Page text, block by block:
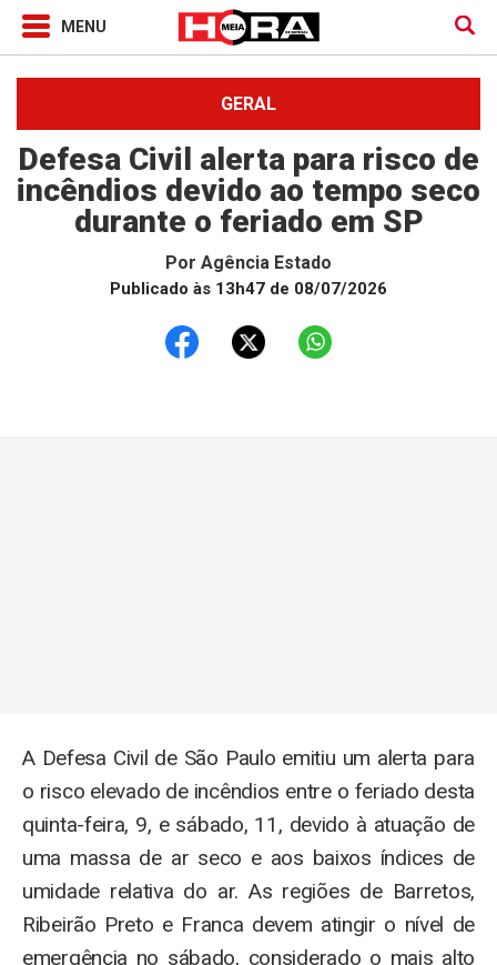
GERAL
Defesa Civil alerta para risco de
incêndios devido ao tempo seco
durante o feriado em SP
Por Agência Estado
Publicado às 13h47 de 08/07/2026
A Defesa Civil de São Paulo emitiu um alerta para
o risco elevado de incêndios entre o feriado desta
quinta-feira, 9, e sábado, 11, devido à atuação de
uma massa de ar seco e aos baixos índices de
umidade relativa do ar. As regiões de Barretos,
Ribeirão Preto e Franca devem atingir o nível de
emergência no sábado, considerado o mais alto